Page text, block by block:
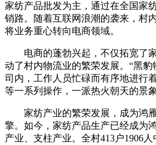
家纺产品批发为主，通过在全国家
销路。随着互联网浪潮的袭来，村
将业务重心转向电商领域。
电商的蓬勃兴起，不仅拓宽了
动了村内物流业的繁荣发展。“黑豹
司内，工作人员忙碌而有序地进行
等一系列操作，一派热火朝天的景象
家纺产业的繁荣发展，成为鸿
擎。 如今，家纺产品生产已经成为
产业、支柱产业。全村413户1906